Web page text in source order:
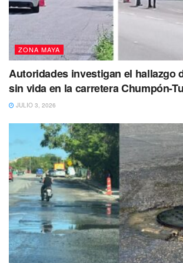
La joven fue reportada como
de 2023. Hasta el momento se presume
localizada, de tal forma que se ha
búsqueda en la Fiscalía General del
ZONA MAYA
Autoridades investigan el hallazgo
sin vida en la carretera Chumpón-
JULIO 3, 2026